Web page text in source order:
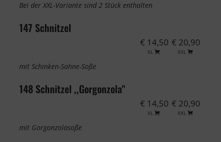
Bei der XXL-Variante sind 2 Stück enthalten
147 Schnitzel
€ 14,50
XL
€ 20,90
XXL
mit Schinken-Sahne-Soße
148 Schnitzel ,,Gorgonzola"
€ 14,50
XL
€ 20,90
XXL
mit Gorgonzolasoße